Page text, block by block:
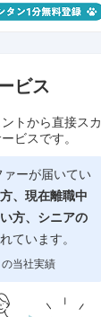
ビス
トから直接スカ
ビスです。
ーが届いてい
、現在離職中
方、シニアの
ています。
当社実績